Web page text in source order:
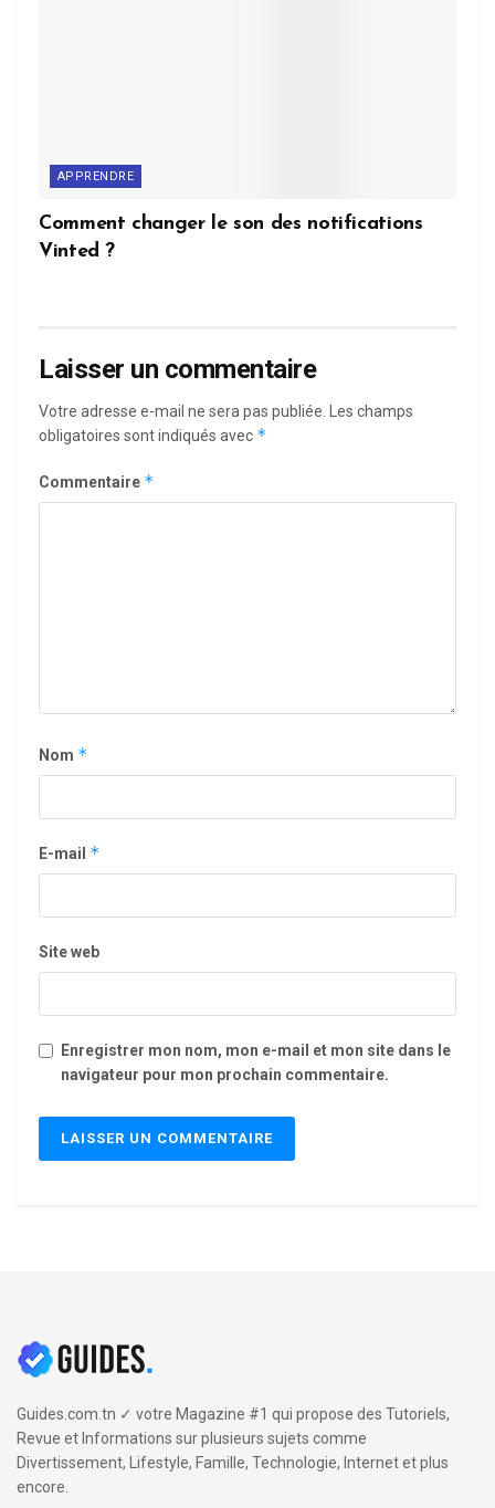
APPRENDRE
Comment changer le son des notifications
Vinted ?
Laisser un commentaire
Votre adresse e-mail ne sera pas publiée. Les champs
obligatoires sont indiqués avec *
Commentaire *
Nom *
E-mail *
Site web
Enregistrer mon nom, mon e-mail et mon site dans le
navigateur pour mon prochain commentaire.
Guides.com.tn ✓ votre Magazine #1 qui propose des Tutoriels,
Revue et Informations sur plusieurs sujets comme
Divertissement, Lifestyle, Famille, Technologie, Internet et plus
encore.